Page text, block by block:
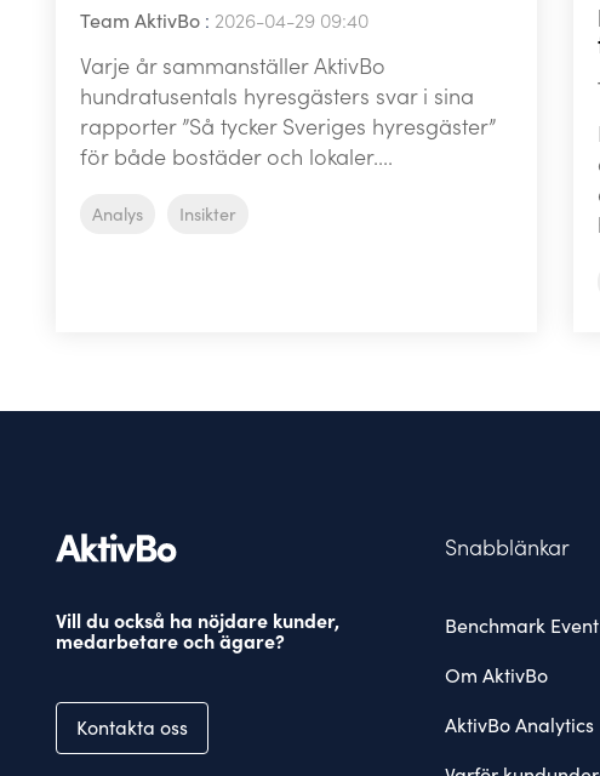
Team AktivBo : 2026-04-29 09:40
Varje år sammanställer AktivBo
hundratusentals hyresgästers svar i sina
rapporter ”Så tycker Sveriges hyresgäster”
för både bostäder och lokaler....
Analys Insikter
Vill du också ha nöjdare kunder,
medarbetare och ägare?
Kontakta oss
Snabblänkar
Benchmark Event
Om AktivBo
AktivBo Analytics